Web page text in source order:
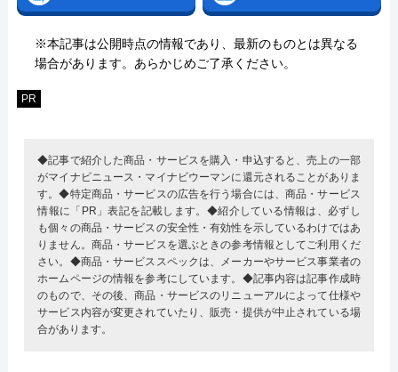
※本記事は公開時点の情報であり、最新のものとは異なる
場合があります。あらかじめご了承ください。
PR
◆記事で紹介した商品・サービスを購入・申込すると、売上の一部
がマイナビニュース・マイナビウーマンに還元されることがありま
す。◆特定商品・サービスの広告を行う場合には、商品・サービス
情報に「PR」表記を記載します。◆紹介している情報は、必ずし
も個々の商品・サービスの安全性・有効性を示しているわけではあ
りません。商品・サービスを選ぶときの参考情報としてご利用くだ
さい。◆商品・サービススペックは、メーカーやサービス事業者の
ホームページの情報を参考にしています。◆記事内容は記事作成時
のもので、その後、商品・サービスのリニューアルによって仕様や
サービス内容が変更されていたり、販売・提供が中止されている場
合があります。